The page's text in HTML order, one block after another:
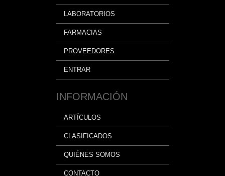
LABORATORIOS
FARMACIAS
PROVEEDORES
ENTRAR
INFORMACIÓN
ARTÍCULOS
CLASIFICADOS
QUIÉNES SOMOS
CONTACTO